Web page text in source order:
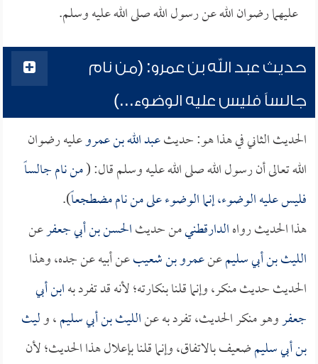
عليهما رضوان الله عن رسول الله صلى الله عليه وسلم.
حديث عبد الله بن عمرو: (من نام
جالساً فليس عليه الوضوء...)
الحديث الثاني في هذا هو: حديثعبد الله بن عمروعليه رضوان
الله تعالى أن رسول الله صلى الله عليه وسلم قال: (من نام جالساً
فليس عليه الوضوء، إنما الوضوء على من نام مضطجعاً).
هذا الحديث رواهالدارقطنيمن حديثالحسن بن أبي جعفرعن
الليث بن أبي سليمعنعمرو بن شعيبعن أبيه عن جده، وهذا
الحديث حديث منكر، وإنما قلنا بنكارته؛ لأنه قد تفرد بهابن أبي
جعفروهو منكر الحديث، تفرد به عنالليث بن أبي سليم، وليث
بن أبي سليمضعيف بالاتفاق، وإنما قلنا بإعلال هذا الحديث؛ لأن